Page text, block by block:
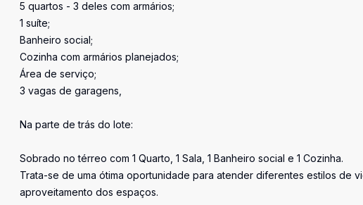
5 quartos - 3 deles com armários;
1 suíte;
Banheiro social;
Cozinha com armários planejados;
Área de serviço;
3 vagas de garagens,
Na parte de trás do lote:
Sobrado no térreo com 1 Quarto, 1 Sala, 1 Banheiro social e 1 Cozinha.
Trata-se de uma ótima oportunidade para atender diferentes estilos de
aproveitamento dos espaços.